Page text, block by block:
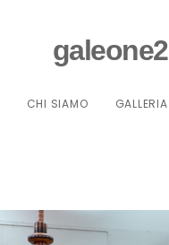
galeone2
CHI SIAMO GALLERIA